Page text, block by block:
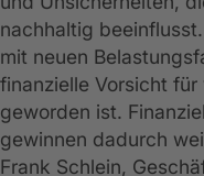
nachhaltig
mit neuen
finanzielle Vorsicht
geworden ist.
gewinnen dadurch
Frank Schlein,